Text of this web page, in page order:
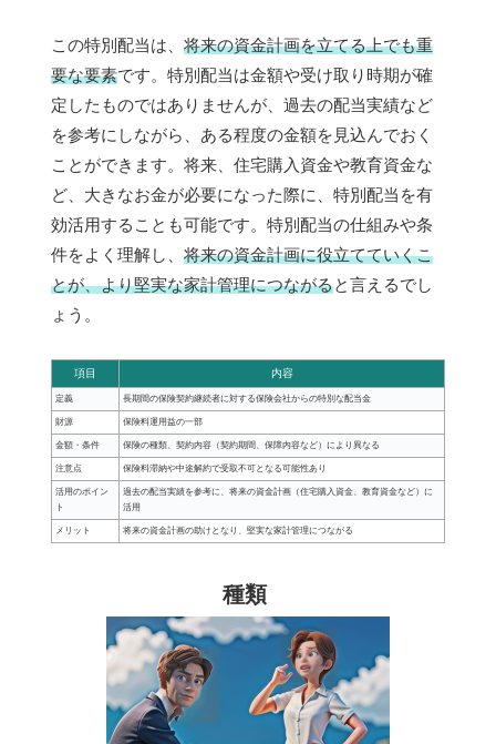
この特別配当は、 将来の資金計画を立てる上でも重
要な要素です。特別配当は金額や受け取り時期が確
定したものではありませんが、過去の配当実績など
を参考にしながら、ある程度の金額を見込んでおく
ことができます。将来、住宅購入資金や教育資金な
ど、大きなお金が必要になった際に、特別配当を有
効活用することも可能です。特別配当の仕組みや条
件をよく理解し、 将来の資金計画に役立てていくこ
とが、より堅実な家計管理につながると言えるでし
ょう。
項目 内容
定義 長期間の保険契約継続者に対する保険会社からの特別な配当金
財源 保険料運用益の一部
金額・条件 保険の種類、契約内容（契約期間、保障内容など）により異なる
注意点 保険料滞納や中途解約で受取不可となる可能性あり
活用のポイン
ト
過去の配当実績を参考に、将来の資金計画（住宅購入資金、教育資金など）に
活用
メリット 将来の資金計画の助けとなり、堅実な家計管理につながる
種類